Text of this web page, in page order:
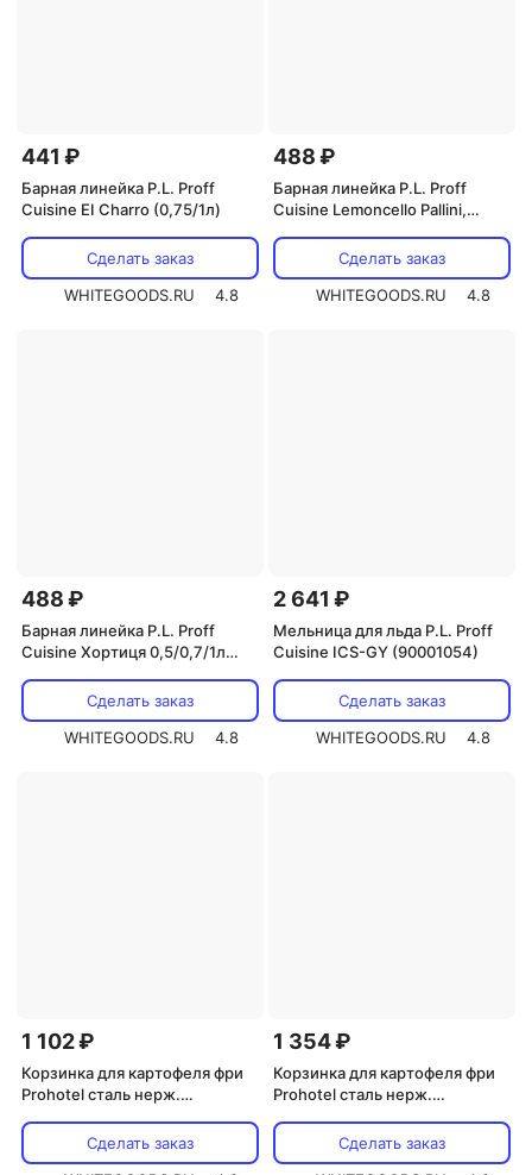
441 ₽
Барная линейка P.L. Proff
Cuisine EI Charro (0,75/1л)
Сделать заказ
WHITEGOODS.RU
4.8
488 ₽
Барная линейка P.L. Proff
Cuisine Lemoncello Pallini,
Сделать заказ
WHITEGOODS.RU
4.8
488 ₽
Барная линейка P.L. Proff
Cuisine Хортиця 0,5/0,7/1л
Сделать заказ
WHITEGOODS.RU
4.8
2 641 ₽
Мельница для льда P.L. Proff
Cuisine ICS-GY (90001054)
Сделать заказ
WHITEGOODS.RU
4.8
1 102 ₽
Корзинка для картофеля фри
Prohotel сталь нерж.
Сделать заказ
1 354 ₽
Корзинка для картофеля фри
Prohotel сталь нерж.
Сделать заказ